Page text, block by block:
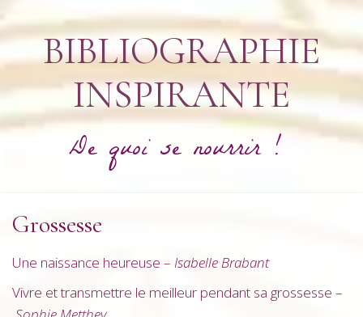
BIBLIOGRAPHIE
INSPIRANTE
De quoi se nourrir !
Grossesse
Une naissance heureuse – Isabelle Brabant
Vivre et transmettre le meilleur pendant sa grossesse –